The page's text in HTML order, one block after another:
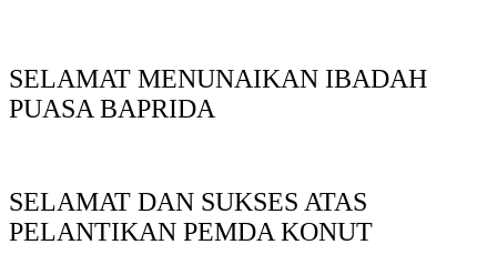
SELAMAT MENUNAIKAN IBADAH
PUASA BAPRIDA
SELAMAT DAN SUKSES ATAS
PELANTIKAN PEMDA KONUT